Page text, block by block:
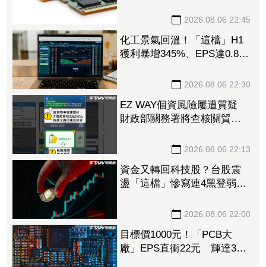
抱回7549萬元 2026.08.06 22:45
化工景氣回溫！「這檔」H1
獲利暴增345%、EPS達0.89
2026.08.06 22:30
EZ WAY個資風險屢遭質疑
財政部關務署將查核關貿公
2026.08.06 22:13
資金又轉回科技股？台股震
盪「這檔」慘寫連4黑登弱勢
2026.08.06 22:00
目標價1000元！「PCB大
廠」EPS直衝22元 輝達3年